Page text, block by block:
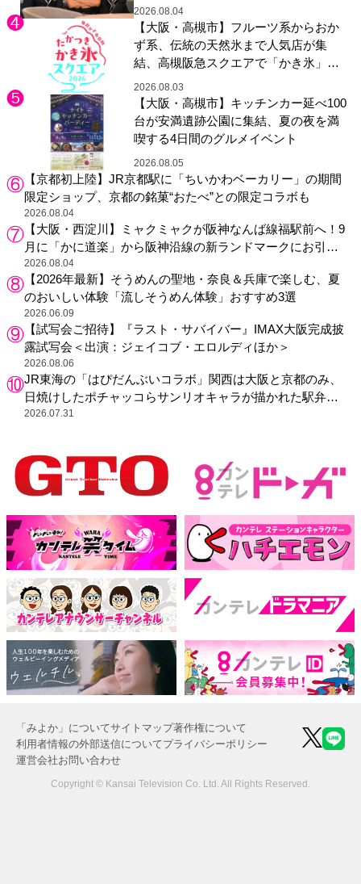
2026.08.04
【大阪・高槻市】フルーツ系からおか
ず系、伝統の天然氷まで人気店が集
結、高槻阪急スクエアで「かき氷」祭
り
2026.08.03
【大阪・高槻市】キッチンカー延べ100
台が安満遺跡公園に集結、夏の夜を満
喫する4日間のグルメイベント
2026.08.05
【京都初上陸】JR京都駅に「ちいかわベーカリー」の期間
限定ショップ、京都の銘菓“おたべ”との限定コラボも
2026.08.04
【大阪・西淀川】ミャクミャクが阪神なんば線福駅前へ！9
月に「かに道楽」から阪神沿線の新ランドマークにお引っ
越し
2026.08.04
【2026年最新】そうめんの聖地・奈良＆兵庫で楽しむ、夏
のおいしい体験「流しそうめん体験」おすすめ3選
2026.06.09
【試写会ご招待】『ラスト・サバイバー』IMAX大阪完成披
露試写会＜出演：ジェイコブ・エロルディほか＞
2026.08.06
JR東海の「はぴだんぶいコラボ」関西は大阪と京都のみ、
日焼けしたポチャッコらサンリオキャラが描かれた駅弁や
グッズが登場
2026.07.31
「みよか」についてサイトマップ著作権について
利用者情報の外部送信についてプライバシーポリシー
運営会社お問い合わせ
Copyright © Kansai Television Co. Ltd. All Rights Reserved.